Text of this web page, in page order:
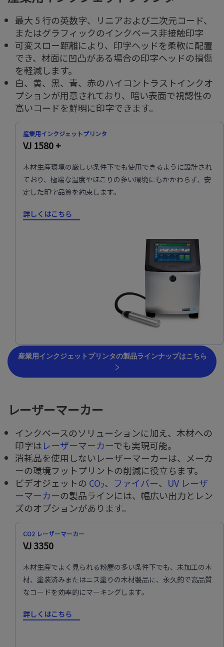
最大 5 行の英数字、リニアおよび二次元コード、
またはグラフィックのインクベース非接触印字
可変スロー距離により、印字ヘッドを柔軟に配置
でき、材面に凹凸がある場合の印字ヘッドの損傷
を軽減します。
白、黄、黒、青、赤のハイコントラストインクオ
プションが用意されており、暗い表面で視認性の
高いコードを鮮明に印字できます。
産業用インクジェットプリンタ
VJ 1580 +
木材生産環境の厳しい条件下でも使用できるように設計され
ており、極端な温度やほこりの多い環境にもかかわらず、安
定した印字品質を約束します。
詳しくはこちら
産業用インクジェットプリンタの製品ラインナップはこちら
レーザーマーカー
インクベースのソリューションに加え、木材への
印字はレーザーマーカーでも実現可能。
消耗品を使用しないレーザーマーカーは、メーカ
ーの環境フットプリントの削減に役立ちます。
ビデオジェットの CO2、 ファイバー、 UV レーザ
ーマーカーの製品ラインには、幅広い出力とレン
ズのオプションがあります。
CO2 レーザーマーカー
VJ 3350
木材生産でよく見られる粉塵の多い条件下でも、未加工の木
材、塗装済みまたはニス塗りの木材製品に、永久的で高品質
なコードを効率的にマーキングします。
詳しくはこちら